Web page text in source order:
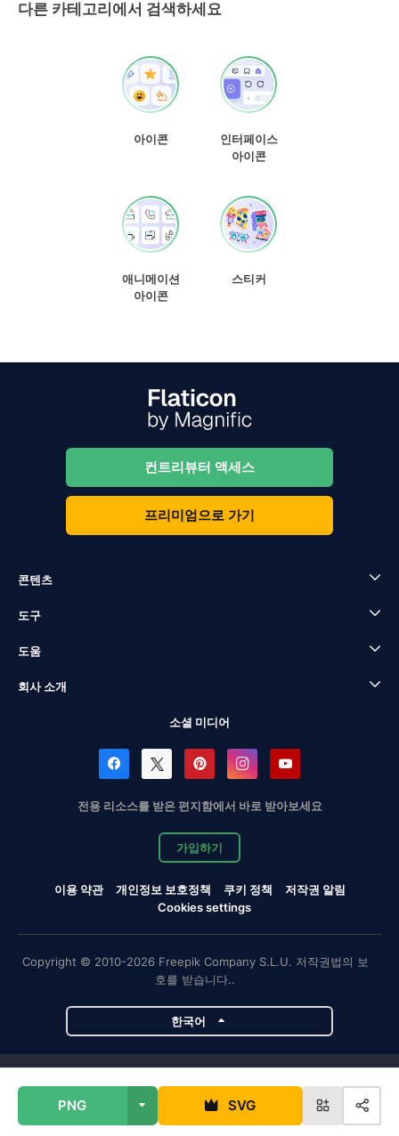
PNG SVG
다른 카테고리에서 검색하세요
아이콘
인터페이스
아이콘
애니메이션
아이콘
스티커
컨트리뷰터 액세스
프리미엄으로 가기
콘텐츠
도구
도움
회사 소개
소셜 미디어
전용 리소스를 받은 편지함에서 바로 받아보세요
가입하기
이용 약관 개인정보 보호정책 쿠키 정책
저작권 알림
Cookies settings
Copyright © 2010-2026 Freepik Company S.L.U. 저작권법의 보
호를 받습니다..
한국어